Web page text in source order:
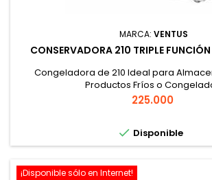
MARCA: VENTUS
CONSERVADORA 210 TRIPLE
Congeladora de 210 Ideal para
Productos Fríos o
Precio
225.000
 Disponible
¡Disponible sólo en Internet!